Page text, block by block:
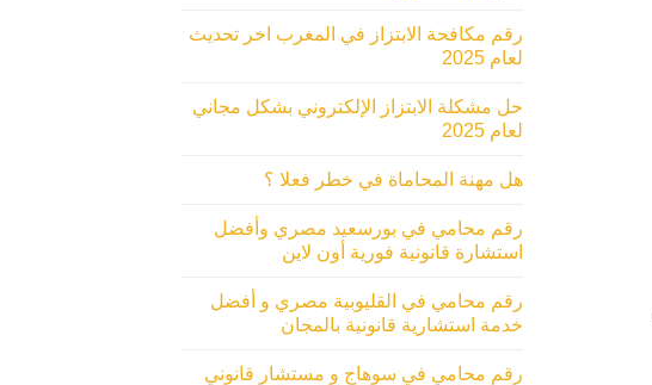
رقم مكافحة الابتزاز في المغرب اخر تحديث
لعام 2025
حل مشكلة الابتزاز الإلكتروني بشكل مجاني
لعام 2025
هل مهنة المحاماة في خطر فعلا ؟
رقم محامي في بورسعيد مصري وأفضل
استشارة قانونية فورية أون لاين
رقم محامي في القليوبية مصري و أفضل
خدمة استشارية قانونية بالمجان
رقم محامي في سوهاج و مستشار قانوني